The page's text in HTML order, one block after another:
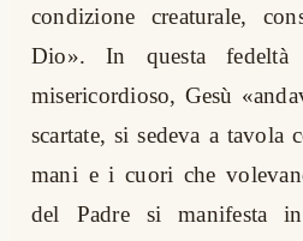
condizione creaturale,
Dio». In questa fedeltà
misericordioso, Gesù
scartate, si sedeva a tavola
mani e i cuori che
del Padre si manifesta